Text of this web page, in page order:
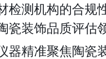
检测机构的合规
瓷装饰品质评估
器精准聚焦陶瓷